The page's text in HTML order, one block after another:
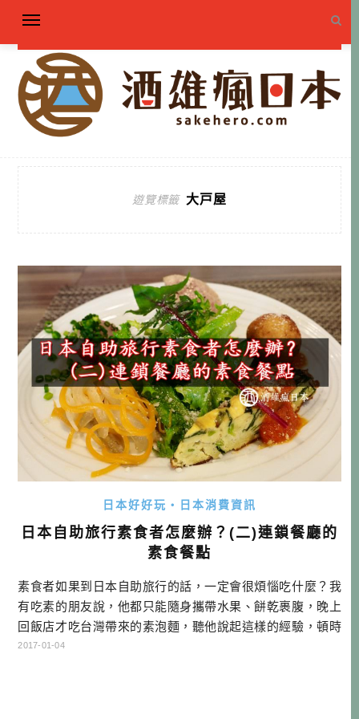
遊覽標籤 大戸屋
日本好好玩・日本消費資訊
日本自助旅行素食者怎麼辦？(二)連鎖餐廳的
素食餐點
素食者如果到日本自助旅行的話，一定會很煩惱吃什麼？我
有吃素的朋友說，他都只能隨身攜帶水果、餅乾裹腹，晚上
回飯店才吃台灣帶來的素泡麵，聽他說起這樣的經驗，頓時
感到非常的同情。…
2017-01-04